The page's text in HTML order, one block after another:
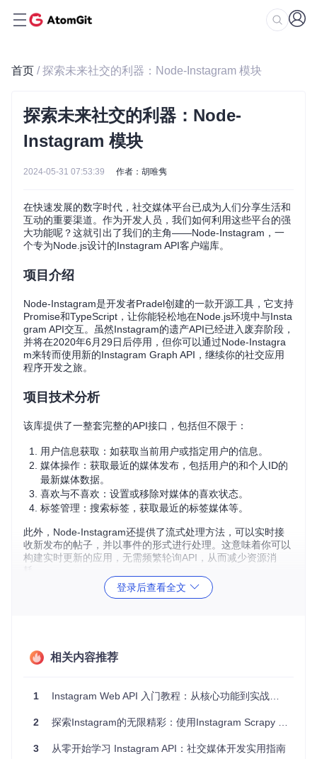
首页 / 探索未来社交的利器：Node-Instagram 模块
探索未来社交的利器：Node-
Instagram 模块
2024-05-31 07:53:39 作者：胡唯隽
在快速发展的数字时代，社交媒体平台已成为人们分享生活和
互动的重要渠道。作为开发人员，我们如何利用这些平台的强
大功能呢？这就引出了我们的主角——Node-Instagram，一
个专为Node.js设计的Instagram API客户端库。
项目介绍
Node-Instagram是开发者Pradel创建的一款开源工具，它支持
Promise和TypeScript，让你能轻松地在Node.js环境中与Insta
gram API交互。虽然Instagram的遗产API已经进入废弃阶段，
并将在2020年6月29日后停用，但你可以通过Node-Instagra
m来转而使用新的Instagram Graph API，继续你的社交应用
程序开发之旅。
项目技术分析
该库提供了一整套完整的API接口，包括但不限于：
用户信息获取：如获取当前用户或指定用户的信息。
媒体操作：获取最近的媒体发布，包括用户的和个人ID的
最新媒体数据。
喜欢与不喜欢：设置或移除对媒体的喜欢状态。
标签管理：搜索标签，获取最近的标签媒体等。
此外，Node-Instagram还提供了流式处理方法，可以实时接
收新发布的帖子，并以事件的形式进行处理。这意味着你可以
构建实时更新的应用，无需频繁轮询API，从而减少资源消
耗。
社交数据分析工具：获取用户行为数据，例如受欢迎的标
户互动度。
项目特点
登录后查看全文
相关内容推荐
1 Instagram Web API 入门教程：从核心功能到实战应用
2 探索Instagram的无限精彩：使用Instagram Scrapy Scraper开源项目
3 从零开始学习 Instagram API：社交媒体开发实用指南